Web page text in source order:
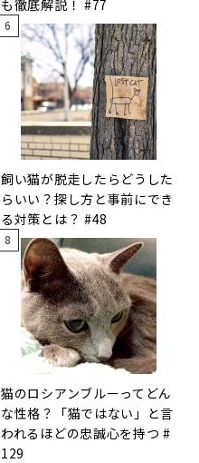
も徹底解説！ #77
飼い猫が脱走したらどうした
らいい？探し方と事前にでき
る対策とは？ #48
猫のロシアンブルーってどん
な性格？「猫ではない」と言
われるほどの忠誠心を持つ #
129